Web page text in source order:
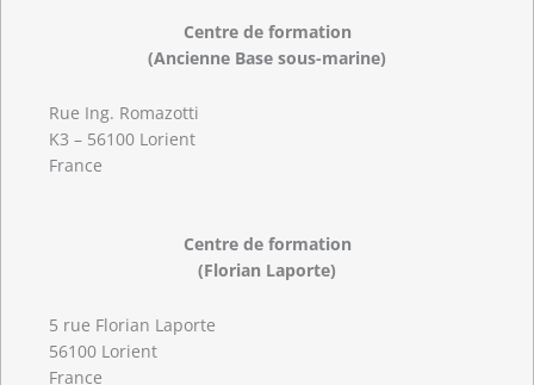
Centre de formation
(Ancienne Base sous-marine)
Rue Ing. Romazotti
K3 – 56100 Lorient
France
Centre de formation
(Florian Laporte)
5 rue Florian Laporte
56100 Lorient
France